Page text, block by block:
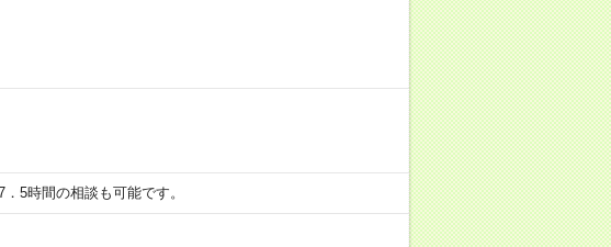
時間の相談も可能です。